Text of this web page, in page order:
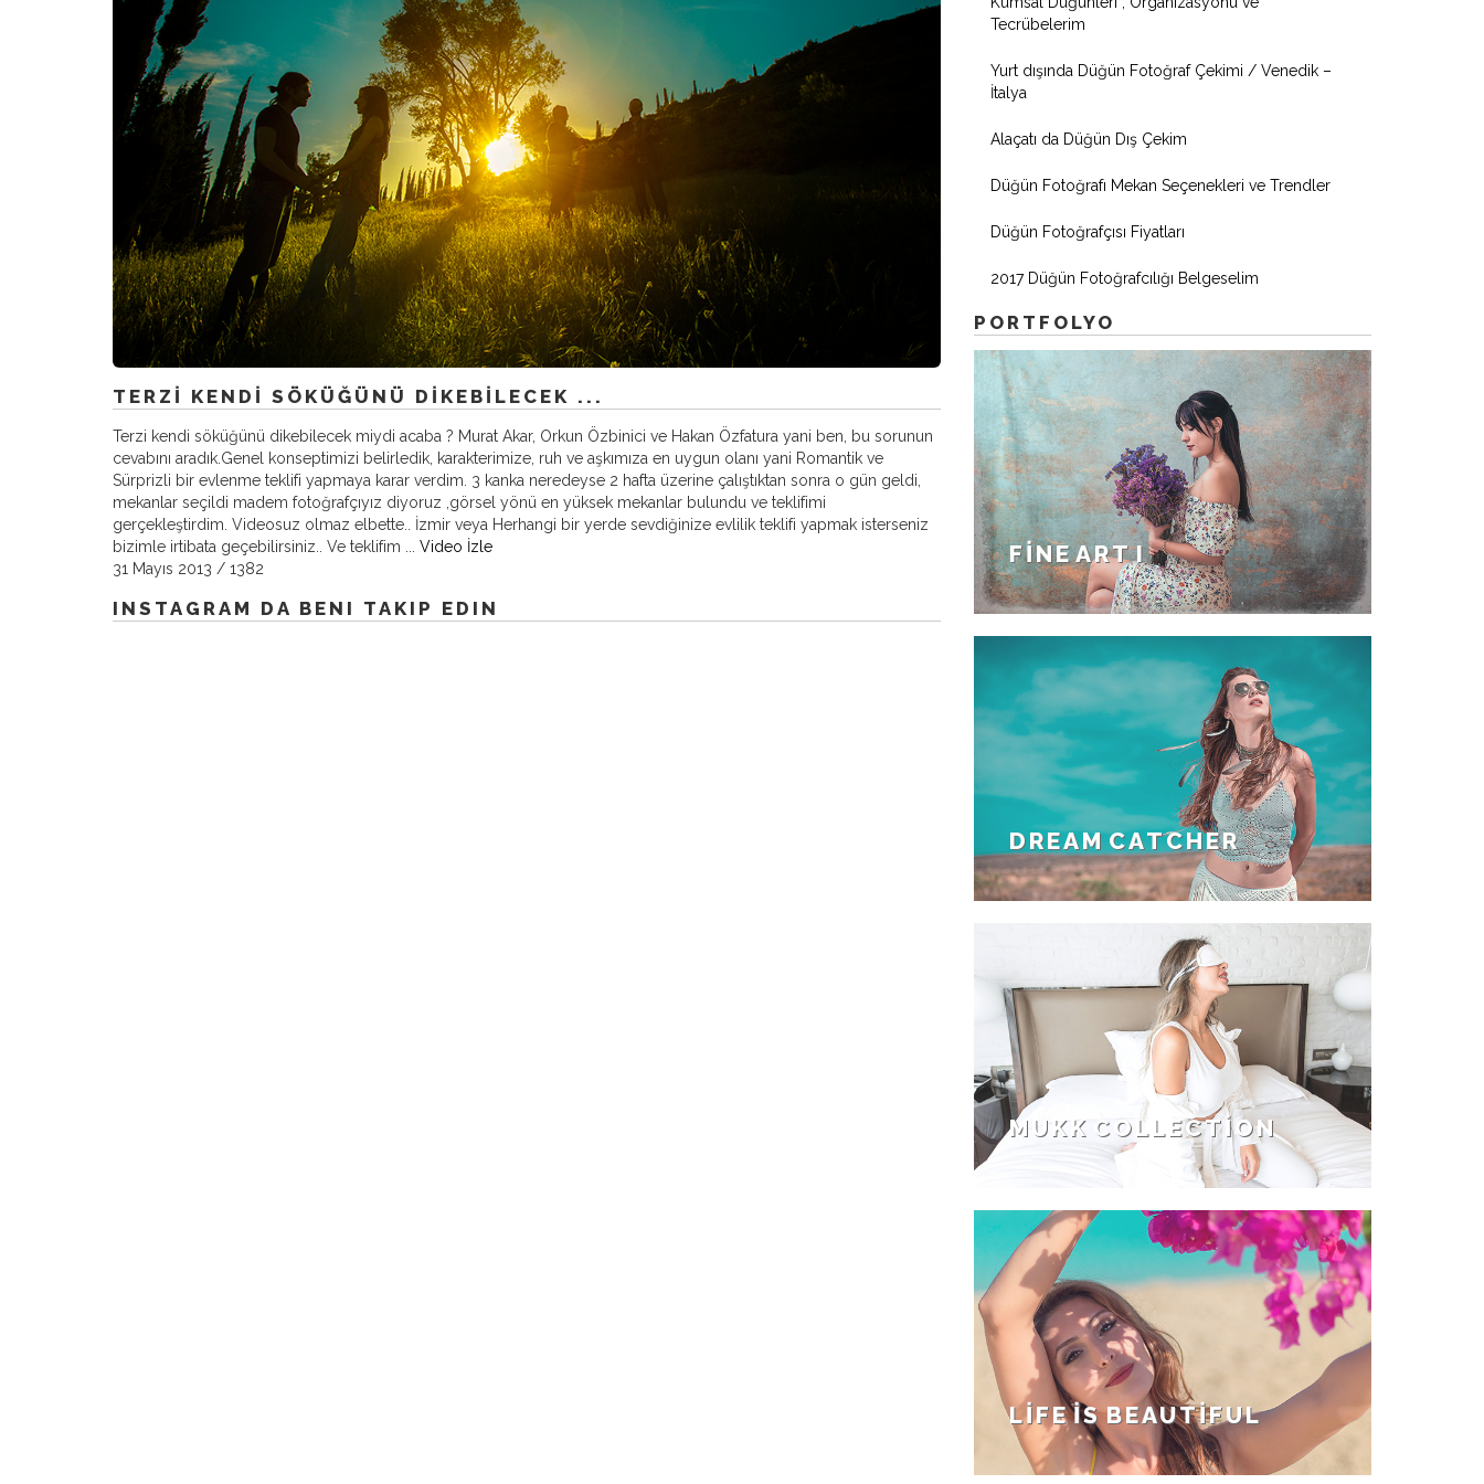
TERZI KENDI SÖKÜĞÜNÜ DIKEBILECEK ...
Terzi kendi söküğünü dikebilecek miydi acaba ? Murat Akar, Orkun Özbinici ve Hakan Özfatura yani ben, bu sorunun
cevabını aradık.Genel konseptimizi belirledik, karakterimize, ruh ve aşkımıza en uygun olanı yani Romantik ve
Sürprizli bir evlenme teklifi yapmaya karar verdim. 3 kanka neredeyse 2 hafta üzerine çalıştıktan sonra o gün geldi,
mekanlar seçildi madem fotoğrafçıyız diyoruz ,görsel yönü en yüksek mekanlar bulundu ve teklifimi
gerçekleştirdim. Videosuz olmaz elbette.. İzmir veya Herhangi bir yerde sevdiğinize evlilik teklifi yapmak isterseniz
bizimle irtibata geçebilirsiniz.. Ve teklifim ... Video İzle
31 Mayıs 2013 / 1382
INSTAGRAM DA BENI TAKIP EDIN
Tecrübelerim
Yurt dışında Düğün Fotoğraf Çekimi / Venedik –
İtalya
Alaçatı da Düğün Dış Çekim
Düğün Fotoğrafı Mekan Seçenekleri ve Trendler
Düğün Fotoğrafçısı Fiyatları
2017 Düğün Fotoğrafcılığı Belgeselim
PORTFOLYO
FINE ART I
DREAM CATCHER
MUKK COLLECTION
LIFE IS BEAUTIFUL